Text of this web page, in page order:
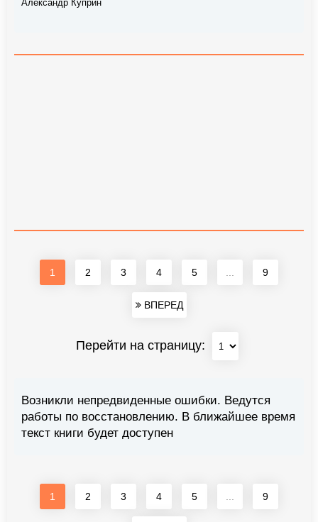
Александр Куприн
1 2 3 4 5 9
ВПЕРЕД
Перейти на страницу:
Возникли непредвиденные ошибки. Ведутся
работы по восстановлению. В ближайшее время
текст книги будет доступен
1 2 3 4 5 9